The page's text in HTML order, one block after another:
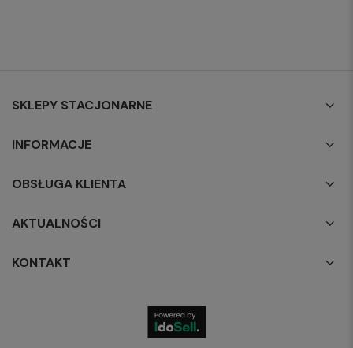
SKLEPY STACJONARNE
INFORMACJE
OBSŁUGA KLIENTA
AKTUALNOŚCI
KONTAKT